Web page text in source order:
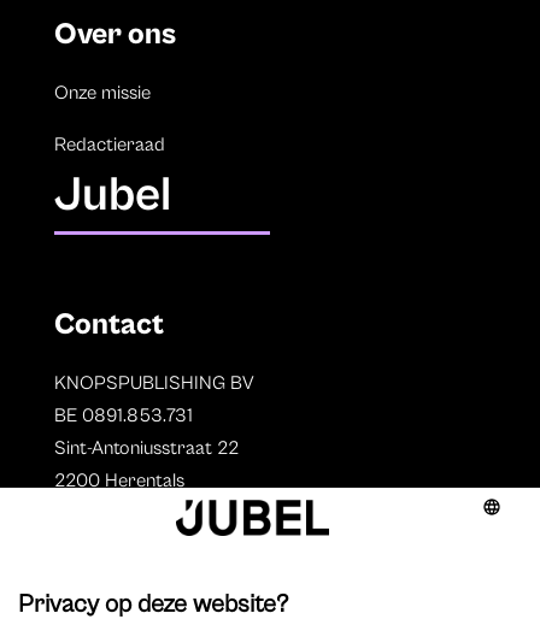
Over ons
Onze missie
Redactieraad
Jubel
Contact
KNOPSPUBLISHING BV
BE 0891.853.731
Sint-Antoniusstraat 22
2200 Herentals
Auteurs